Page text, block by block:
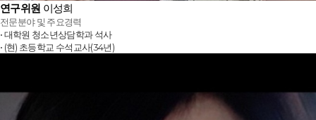
연구위원 이성희
전문분야 및 주요경력
• 대학원 청소년상담학과 석사
• (현) 초등학교 수석교사(34년)